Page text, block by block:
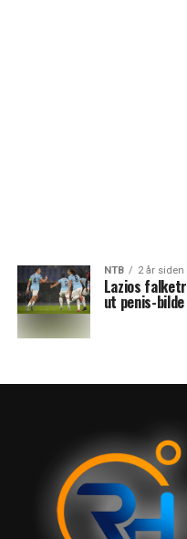
NTB 2 år siden
Lazios
ut penis-bilde